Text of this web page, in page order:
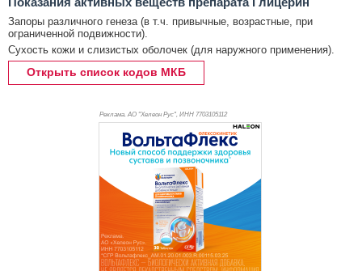
Запоры различного генеза (в т.ч. привычные, возрастные, при
ограниченной подвижности).
Сухость кожи и слизистых оболочек (для наружного применения).
Открыть список кодов МКБ
Реклама. АО "Хелеон Рус", ИНН 7703105112